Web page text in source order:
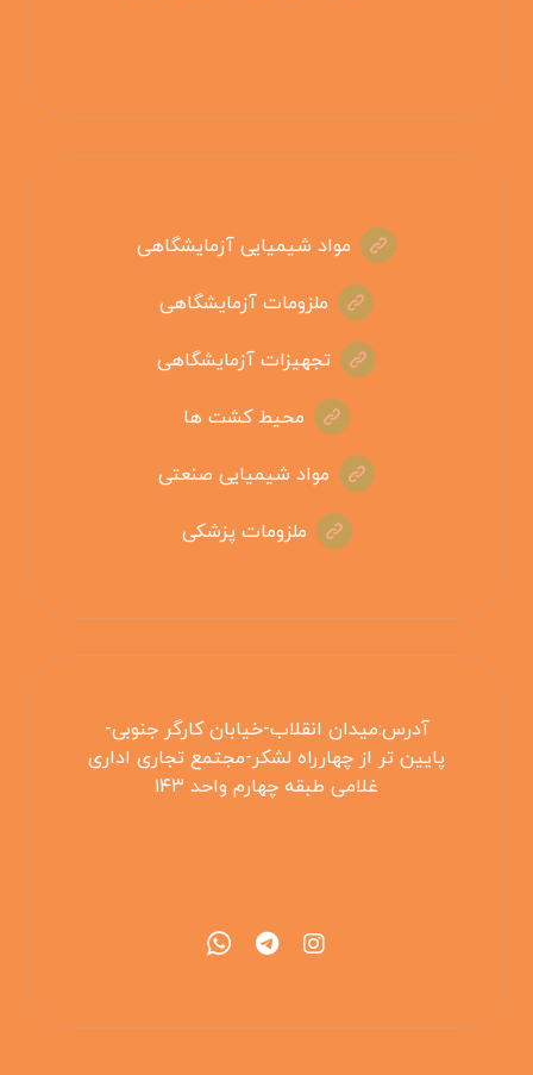
مواد شیمیایی آزمایشگاهی
ملزومات آزمایشگاهی
تجهیزات آزمایشگاهی
محیط کشت ها
مواد شیمیایی صنعتی
ملزومات پزشکی
آدرس:میدان انقلاب-خیابان کارگر جنوبی-
پایین تر از چهارراه لشکر-مجتمع تجاری اداری
غلامی طبقه چهارم واحد ۱۴۳